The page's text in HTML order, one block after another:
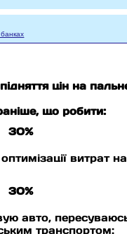
цін на
що робити:
30%
витрат на
30%
авто,
транспортом: